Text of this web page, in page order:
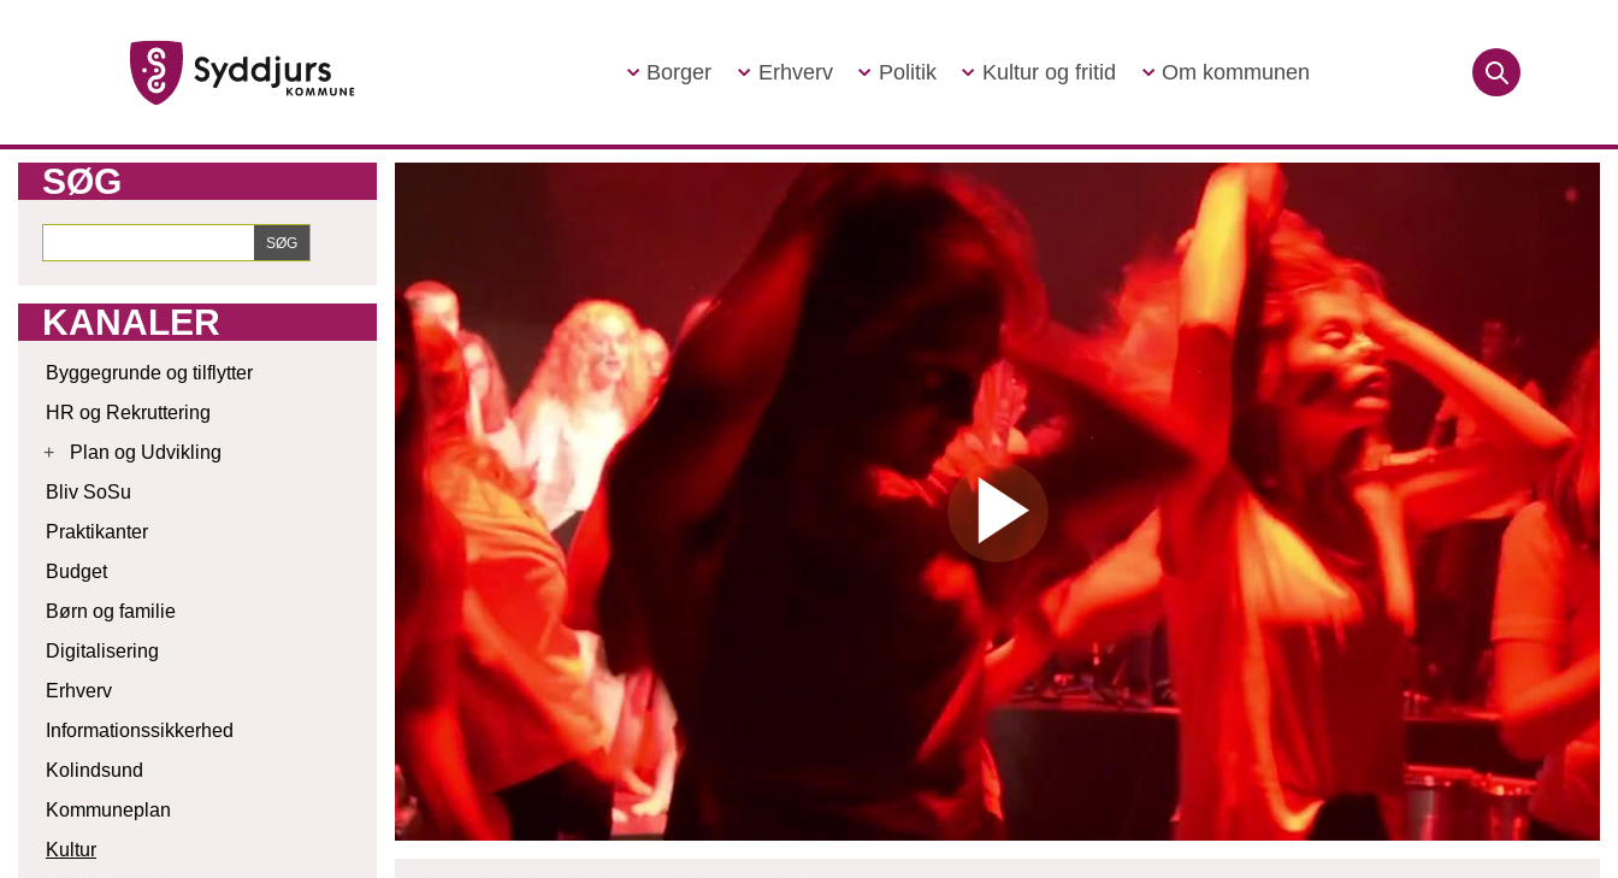
Borger Erhverv Politik Kultur og fritid Om kommunen
SØG
KANALER
Byggegrunde og tilflytter
HR og Rekruttering
+
Plan og Udvikling
Bliv SoSu
Praktikanter
Budget
Børn og familie
Digitalisering
Erhverv
Informationssikkerhed
Kolindsund
Kommuneplan
Kultur